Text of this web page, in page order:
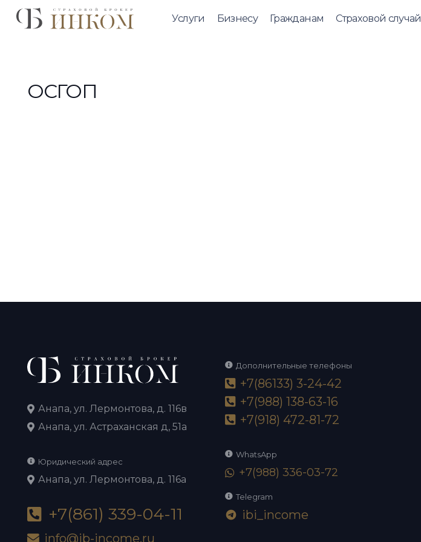
Услуги Бизнесу Гражданам Страховой случай
ОСГОП
Анапа, ул. Лермонтова, д. 116в
Анапа, ул. Астраханская д, 51а
Юридический адрес
Анапа, ул. Лермонтова, д. 116а
+7(861) 339-04-11
info@ib-income.ru
Дополнительные телефоны
+7(86133) 3-24-42
+7(988) 138-63-16
+7(918) 472-81-72
WhatsApp
+7(988) 336-03-72
Telegram
telegram ibi_income